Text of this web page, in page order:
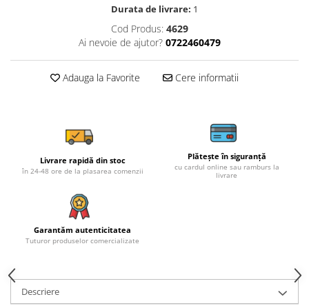
Durata de livrare: 1
Cod Produs: 4629
Ai nevoie de ajutor? 0722460479
Adauga la Favorite Cere informatii
Livrare rapidă din stoc
în 24-48 ore de la plasarea comenzii
Plătește în siguranță
cu cardul online sau ramburs la
livrare
Garantăm autenticitatea
Tuturor produselor comercializate
Descriere